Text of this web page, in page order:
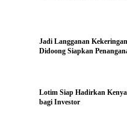
Jadi Langganan
Didoong Siapkan
Lotim Siap Hadirkan
bagi Investor